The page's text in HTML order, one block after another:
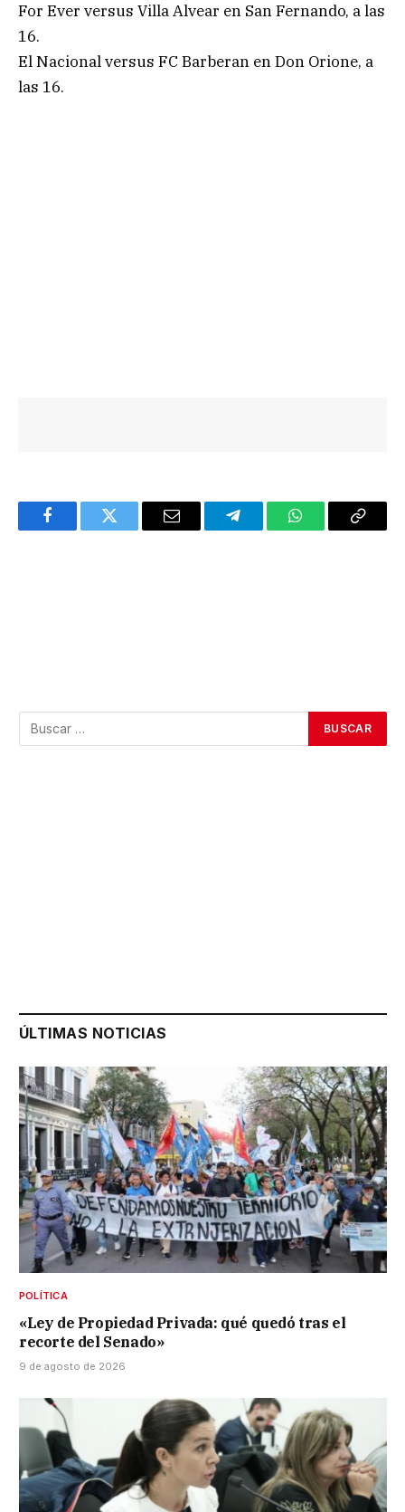
For Ever versus Villa Alvear en San Fernando, a las
16.
El Nacional versus FC Barberan en Don Orione, a
las 16.
FacebookTwitter Email TelegramWhatsAppCopy
ÚLTIMAS NOTICIAS
POLÍTICA
«Ley de Propiedad Privada: qué quedó tras el
recorte del Senado»
9 de agosto de 2026